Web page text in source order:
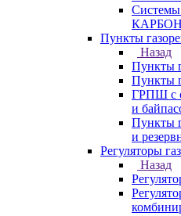
Системы
КАРБОН
Пункты
Назад
Пункты
Пункты
ГРПШ с
и
Пункты
и
Регуляторы
Назад